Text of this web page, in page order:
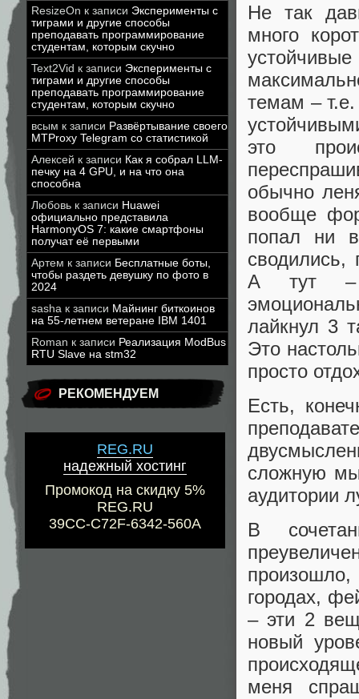
ResizeOn к записи Эксперименты с
тиграми и другие способы
преподавать программирование
студентам, которым скучно
Text2Vid к записи Эксперименты с
тиграми и другие способы
преподавать программирование
студентам, которым скучно
всым к записи Развёртывание своего
MTProxy Telegram со статистикой
Алексей к записи Как я собрал LLM-
печку на 4 GPU, и на что она
способна
Любовь к записи Huawei
официально представила
HarmonyOS 7: какие смартфоны
получат её первыми
Артем к записи Бесплатные боты,
чтобы раздеть девушку по фото в
2024
sasha к записи Майнинг биткоинов
на 55-летнем ветеране IBM 1401
Roman к записи Реализация ModBus
RTU Slave на stm32
РЕКОМЕНДУЕМ
REG.RU
надежный хостинг
Промокод на скидку 5%
REG.RU
39CC-C72F-6342-560A
Не так
много
темам – т.е.
это
обычно
вообще
попал ни
сводились,
А тут –
лайкнул 3
Это
просто
Есть,
сложную
аудитории
В
городах,
– эти 2
новый
меня